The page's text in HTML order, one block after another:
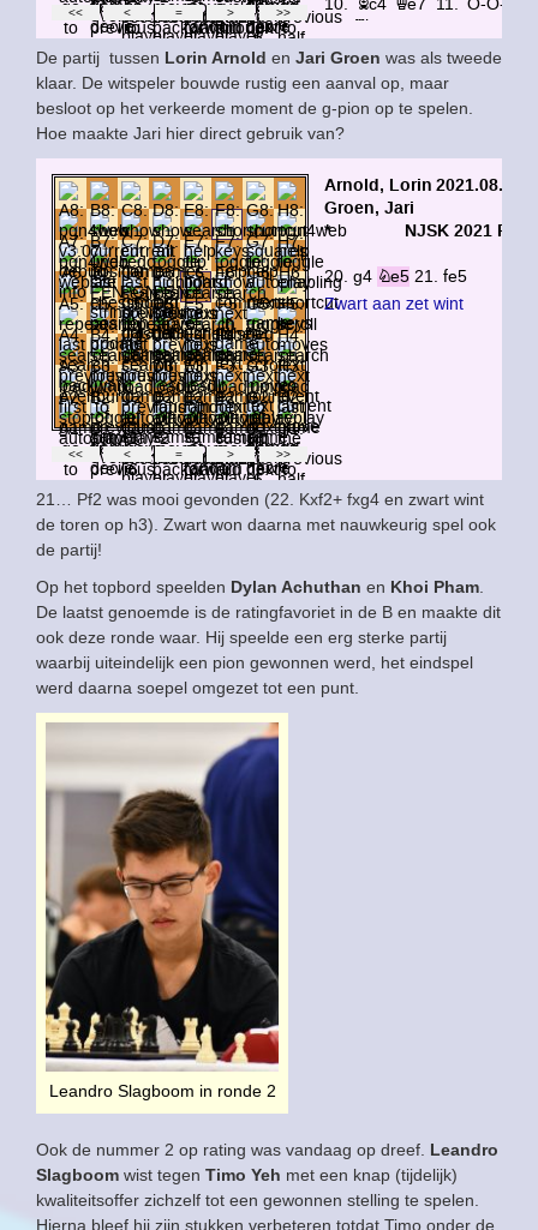
De partij tussen Lorin Arnold en Jari Groen was als tweede
klaar. De witspeler bouwde rustig een aanval op, maar
besloot op het verkeerde moment de g-pion op te spelen.
Hoe maakte Jari hier direct gebruik van?
21… Pf2 was mooi gevonden (22. Kxf2+ fxg4 en zwart wint
de toren op h3). Zwart won daarna met nauwkeurig spel ook
de partij!
Op het topbord speelden Dylan Achuthan en Khoi Pham.
De laatst genoemde is de ratingfavoriet in de B en maakte dit
ook deze ronde waar. Hij speelde een erg sterke partij
waarbij uiteindelijk een pion gewonnen werd, het eindspel
werd daarna soepel omgezet tot een punt.
Leandro Slagboom in ronde 2
Ook de nummer 2 op rating was vandaag op dreef. Leandro
Slagboom wist tegen Timo Yeh met een knap (tijdelijk)
kwaliteitsoffer zichzelf tot een gewonnen stelling te spelen.
Hierna bleef hij zijn stukken verbeteren totdat Timo onder de